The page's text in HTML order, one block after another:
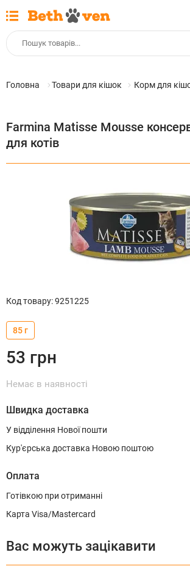
Головна Товари для кішок Корм для
Farmina Matisse Mousse
для котів
Код товару:9251225
85 г
53 грн
Немає в наявності
Швидка доставка
У відділення Нової пошти
Кур'єрська доставка Новою поштою
Оплата
Готівкою при отриманні
Карта Visa/Mastercard
Вас можуть зацікавити